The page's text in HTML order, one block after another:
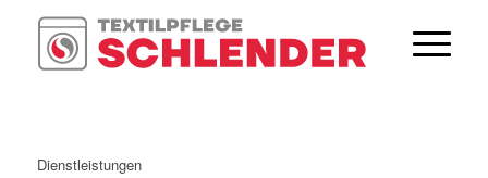
springen
Dienstleistungen